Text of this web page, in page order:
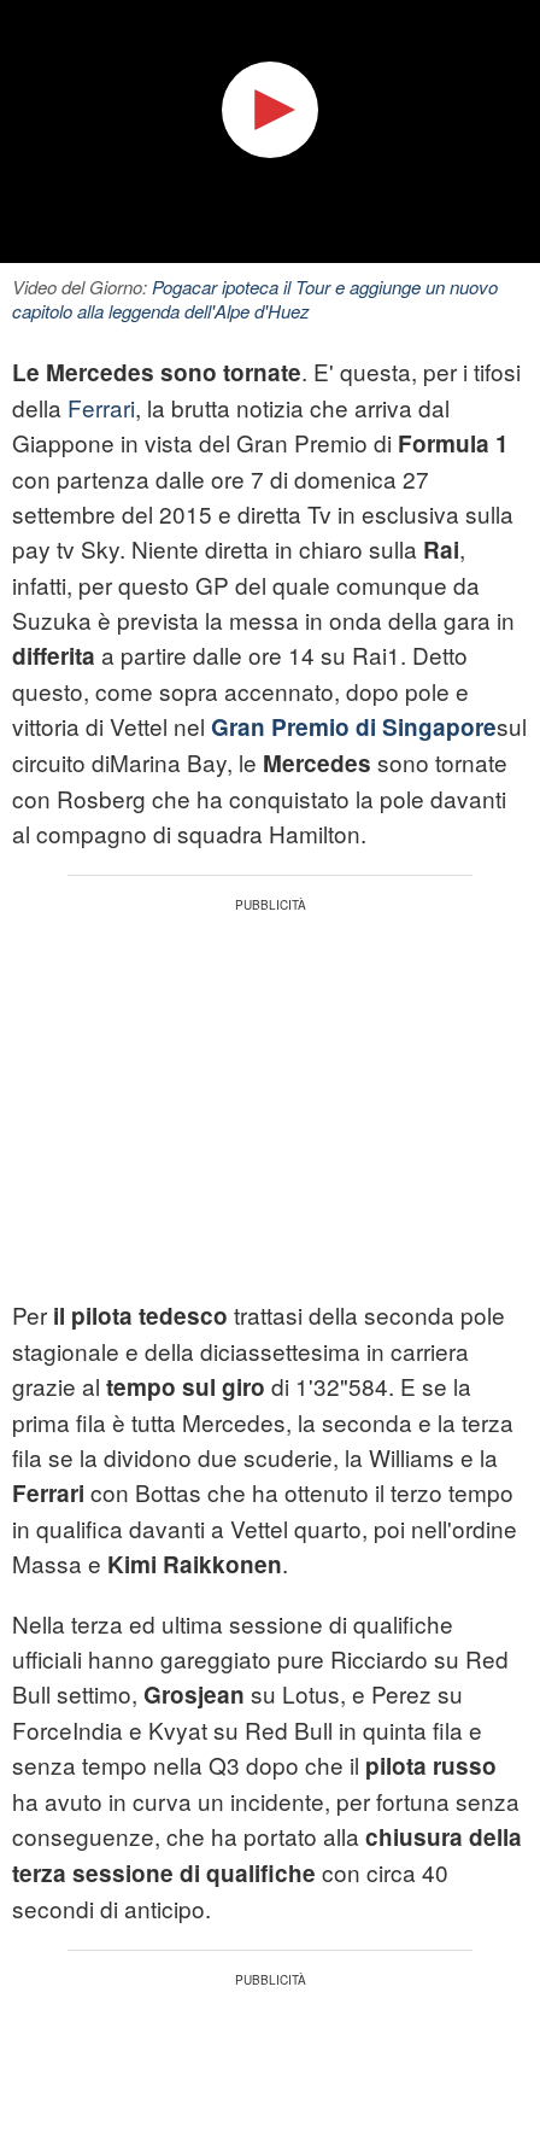
Video del Giorno:Pogacar ipoteca il Tour e aggiunge un nuovo
capitolo alla leggenda dell'Alpe d'Huez
Le Mercedes sono tornate. E' questa, per i tifosi
della Ferrari, la brutta notizia che arriva dal
Giappone in vista del Gran Premio di Formula 1
con partenza dalle ore 7 di domenica 27
settembre del 2015 e diretta Tv in esclusiva sulla
pay tv Sky. Niente diretta in chiaro sulla Rai,
infatti, per questo GP del quale comunque da
Suzuka è prevista la messa in onda della gara in
differita a partire dalle ore 14 su Rai1. Detto
questo, come sopra accennato, dopo pole e
vittoria di Vettel nel Gran Premio di Singaporesul
circuito diMarina Bay, le Mercedes sono tornate
con Rosberg che ha conquistato la pole davanti
al compagno di squadra Hamilton.
Per il pilota tedesco trattasi della seconda pole
stagionale e della diciassettesima in carriera
grazie al tempo sul giro di 1'32"584. E se la
prima fila è tutta Mercedes, la seconda e la terza
fila se la dividono due scuderie, la Williams e la
Ferrari con Bottas che ha ottenuto il terzo tempo
in qualifica davanti a Vettel quarto, poi nell'ordine
Massa e Kimi Raikkonen.
Nella terza ed ultima sessione di qualifiche
ufficiali hanno gareggiato pure Ricciardo su Red
Bull settimo, Grosjean su Lotus, e Perez su
ForceIndia e Kvyat su Red Bull in quinta fila e
senza tempo nella Q3 dopo che il pilota russo
ha avuto in curva un incidente, per fortuna senza
conseguenze, che ha portato alla chiusura della
terza sessione di qualifiche con circa 40
secondi di anticipo.